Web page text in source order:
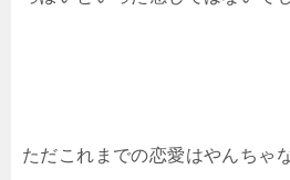
ただこれまでの恋愛はやんちゃ